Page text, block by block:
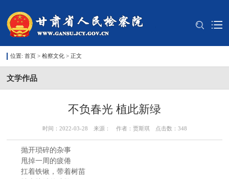
位置: 首页> 检察文化> 正文
文学作品
不负春光 植此新绿
时间：2022-03-28 来源： 作者：贾斯琪 点击数： 348
抛开琐碎的杂事
甩掉一周的疲倦
扛着铁锹，带着树苗